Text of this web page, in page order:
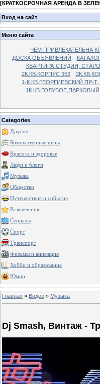
[КРАТКОСРОЧНАЯ АРЕНДА В
Вход на сайт
Меню сайта
ЧЕМ ПРИВЛЕКАТЕЛЬНА
ДОСКА ОБЪЯВЛЕНИЙ
КВАРТИРА-СТУДИЯ,
2К.КВ.КОРПУС 353
1-К.КВ.ГЕОРГИЕВСКИЙ ПР-Т,
1К.КВ.ГОЛУБОЕ,ПАРКОВЫЙ
Categories
Другое
Компьютерные игры
Красота и здоровье
Люди и блоги
Музыка
Общество
Путешествия и события
Развлечения
Сериалы
Спорт
Транспорт
Фильмы и анимация
Хобби и образование
Юмор
Главная » Видео » Музыка
Dj Smash, Винтаж -